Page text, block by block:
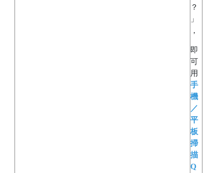
？
」
，
即
可
用
手
機
／
平
板
掃
描
Q